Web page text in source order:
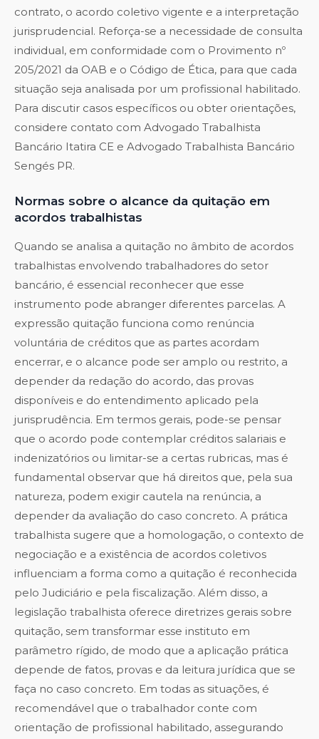
contrato, o acordo coletivo vigente e a interpretação
jurisprudencial. Reforça-se a necessidade de consulta
individual, em conformidade com o Provimento nº
205/2021 da OAB e o Código de Ética, para que cada
situação seja analisada por um profissional habilitado.
Para discutir casos específicos ou obter orientações,
considere contato com Advogado Trabalhista
Bancário Itatira CE e Advogado Trabalhista Bancário
Sengés PR.
Normas sobre o alcance da quitação em
acordos trabalhistas
Quando se analisa a quitação no âmbito de acordos
trabalhistas envolvendo trabalhadores do setor
bancário, é essencial reconhecer que esse
instrumento pode abranger diferentes parcelas. A
expressão quitação funciona como renúncia
voluntária de créditos que as partes acordam
encerrar, e o alcance pode ser amplo ou restrito, a
depender da redação do acordo, das provas
disponíveis e do entendimento aplicado pela
jurisprudência. Em termos gerais, pode-se pensar
que o acordo pode contemplar créditos salariais e
indenizatórios ou limitar-se a certas rubricas, mas é
fundamental observar que há direitos que, pela sua
natureza, podem exigir cautela na renúncia, a
depender da avaliação do caso concreto. A prática
trabalhista sugere que a homologação, o contexto de
negociação e a existência de acordos coletivos
influenciam a forma como a quitação é reconhecida
pelo Judiciário e pela fiscalização. Além disso, a
legislação trabalhista oferece diretrizes gerais sobre
quitação, sem transformar esse instituto em
parâmetro rígido, de modo que a aplicação prática
depende de fatos, provas e da leitura jurídica que se
faça no caso concreto. Em todas as situações, é
recomendável que o trabalhador conte com
orientação de profissional habilitado, assegurando